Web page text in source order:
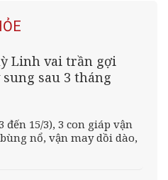
Linh vai trần gợi
sau 3 tháng
đến 15/3), 3 con giáp vận
nổ, vận may dồi dào,